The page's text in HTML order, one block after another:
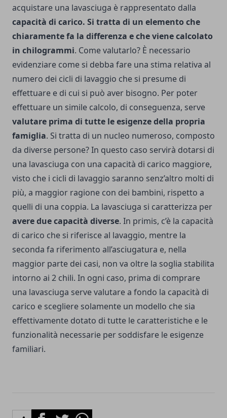
acquistare una lavasciuga è rappresentato dalla
capacità di carico. Si tratta di un elemento che
chiaramente fa la differenza e che viene calcolato
in chilogrammi. Come valutarlo? È necessario
evidenziare come si debba fare una stima relativa al
numero dei cicli di lavaggio che si presume di
effettuare e di cui si può aver bisogno. Per poter
effettuare un simile calcolo, di conseguenza, serve
valutare prima di tutte le esigenze della propria
famiglia. Si tratta di un nucleo numeroso, composto
da diverse persone? In questo caso servirà dotarsi di
una lavasciuga con una capacità di carico maggiore,
visto che i cicli di lavaggio saranno senz’altro molti di
più, a maggior ragione con dei bambini, rispetto a
quelli di una coppia. La lavasciuga si caratterizza per
avere due capacità diverse. In primis, c’è la capacità
di carico che si riferisce al lavaggio, mentre la
seconda fa riferimento all’asciugatura e, nella
maggior parte dei casi, non va oltre la soglia stabilita
intorno ai 2 chili. In ogni caso, prima di comprare
una lavasciuga serve valutare a fondo la capacità di
carico e scegliere solamente un modello che sia
effettivamente dotato di tutte le caratteristiche e le
funzionalità necessarie per soddisfare le esigenze
familiari.
FacebookTwitterWhatsapp